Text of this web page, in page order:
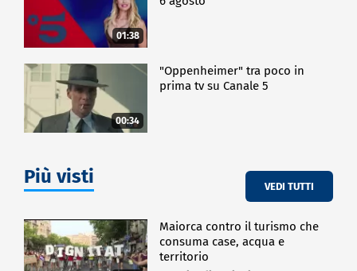
01:38
00:34
"Oppenheimer" tra poco in
prima tv su Canale 5
Più visti VEDI TUTTI
Maiorca contro il turismo che
consuma case, acqua e
territorio